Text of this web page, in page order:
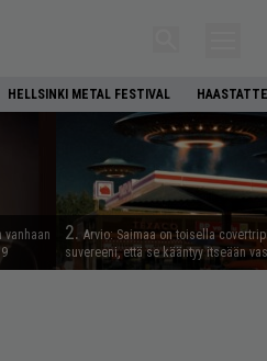
HELLSINKI METAL FESTIVAL
vanhaan
2. Arvio: Saimaa on toisella
suvereeni, että se kääntyy itseään